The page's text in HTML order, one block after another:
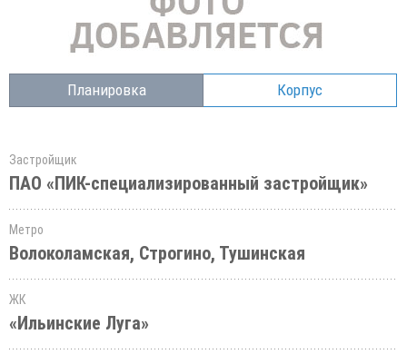
Планировка Корпус
Застройщик
ПАО «ПИК-специализированный застройщик»
Метро
Волоколамская, Строгино, Тушинская
ЖК
«Ильинские Луга»